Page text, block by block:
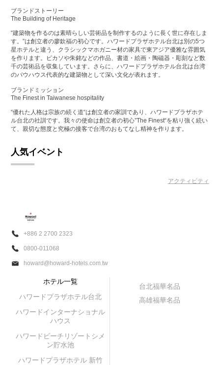
ブランドストーリー
The Building of Heritage
“建築物を作るのは素晴らしい芸術品を制作するのように長く世に存在しま
す。”は創立者の廖欽福の初心です。ハワードプラザホテル台北は別の5つ
星ホテルと違う、クラシックマホガニー材の家具で東アジア優雅な雰囲気
を作ります。ピカソや朱銘などの作品、書道・絵画・陶磁器・彫刻など数
千の芸術品を収集しています。さらに、ハワードプラザホテル台北は台湾
のバウハウス代表的な建築物として深い文化が表れます。
ブランドミッション
The Finest in Taiwanese hospitality
“優れた人格は宗族の続く道“は創立者の家訓であり、ハワードプラザホテ
ル台北の社訓です。我々の使命は創立者の初心”The Finest“を粘り強く続い
て、親切な態度と究極の接客で台湾のおもてなし精神を作ります。
人気イベント
アクティビティ
+886 2 2700 2323
0800-011068
howard@howard-hotels.com.tw
ホテル一覧
ハワードプラザホテル台北
ハワードインターナショナル
ハウス
ハワードビーチリゾートシメ
ン貯水池
ハワードプラザホテル 新竹
台北福華名品
高雄福華名品